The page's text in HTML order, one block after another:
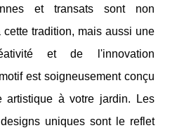
et transats sont non
tradition, mais aussi une
et de l'innovation
est soigneusement conçu
artistique à votre jardin. Les
uniques sont le reflet